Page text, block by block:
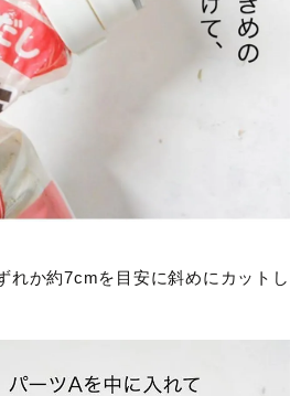
れか約7cmを目安に斜めにカットし